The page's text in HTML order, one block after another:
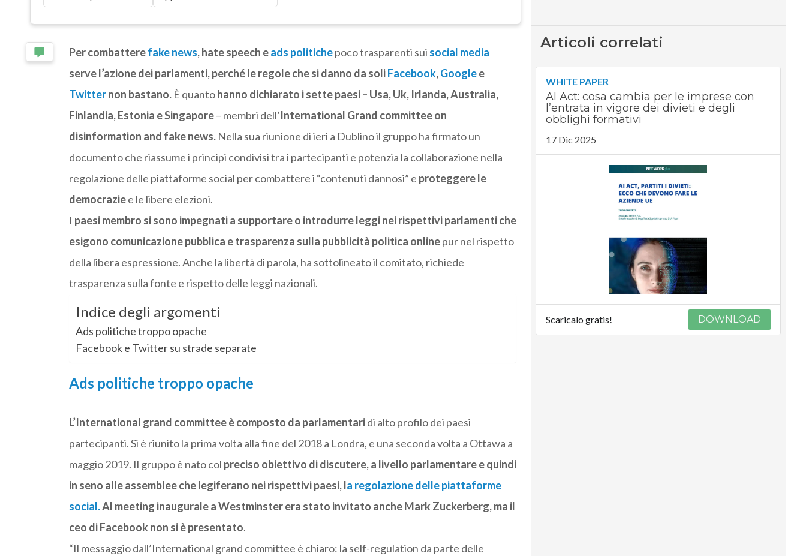
Per combatterefake news, hate speech eads politichepoco trasparenti sui social media
serve l’azione dei parlamenti, perché le regole che si danno da soliFacebook,Googlee
Twitternon bastano.È quantohanno dichiarato i sette paesi – Usa, Uk, Irlanda, Australia,
Finlandia, Estonia e Singapore– membri dell’International Grand committee on
disinformation and fake news.Nella sua riunione di ieri a Dublino il gruppo ha firmato un
documento che riassume i principi condivisi tra i partecipanti e potenzia la collaborazione nella
regolazione delle piattaforme social per combattere i “contenuti dannosi” e proteggere le
democraziee le libere elezioni.
I paesi membro si sono impegnati a supportare o introdurre leggi nei rispettivi parlamenti che
esigono comunicazione pubblica e trasparenza sulla pubblicità politica onlinepur nel rispetto
della libera espressione. Anche la libertà di parola, ha sottolineato il comitato, richiede
trasparenza sulla fonte e rispetto delle leggi nazionali.
Indice degli argomenti
Ads politiche troppo opache
Facebook e Twitter su strade separate
Ads politiche troppo opache
L’International grand committee è composto da parlamentaridi alto profilo dei paesi
partecipanti. Si è riunito la prima volta alla fine del 2018 a Londra, e una seconda volta a Ottawa a
maggio 2019. Il gruppo è nato col preciso obiettivo di discutere, a livello parlamentare e quindi
in seno alle assemblee che legiferano nei rispettivi paesi, la regolazione delle piattaforme
social.Al meeting inaugurale a Westminster era stato invitato anche Mark Zuckerberg, ma il
ceo di Facebook non si è presentato.
“Il messaggio dall’International grand committee è chiaro: la self-regulation da parte delle
Articoli correlati
WHITE PAPER
AI Act: cosa cambia per le imprese con
l’entrata in vigore dei divieti e degli
obblighi formativi
17 Dic 2025
Scaricalo gratis! DOWNLOAD